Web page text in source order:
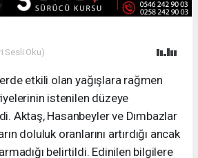
Sesli Oku)
etkili olan yağışlara rağmen
istenilen düzeye
Aktaş, Hasanbeyler ve Dımbazlar
doluluk oranlarını artırdığı ancak
belirtildi. Edinilen bilgilere